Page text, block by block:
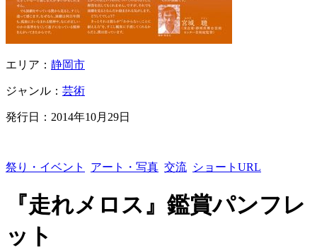
エリア： 静岡市
ジャンル： 芸術
発行日： 2014年10月29日
祭り・イベント アート・写真 交流 ショートURL
『走れメロス』鑑賞パンフレ
ット